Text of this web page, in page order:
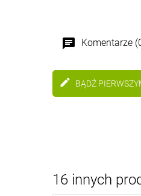
chat Komentarze
edit BĄDŹ
16 innych